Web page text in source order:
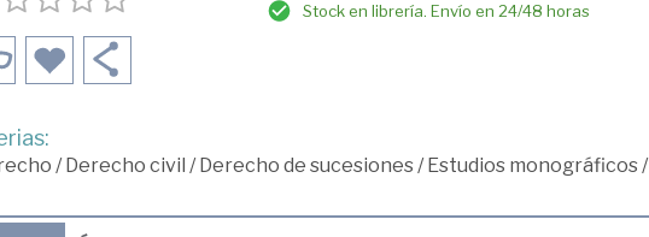
Stock en librería. Envío en 24/48 horas
/Derecho civil /Derecho de sucesiones/Estudios monográficos/